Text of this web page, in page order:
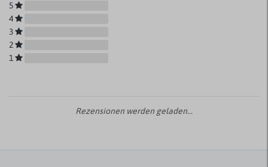
5
4
3
2
1
Rezensionen werden geladen...